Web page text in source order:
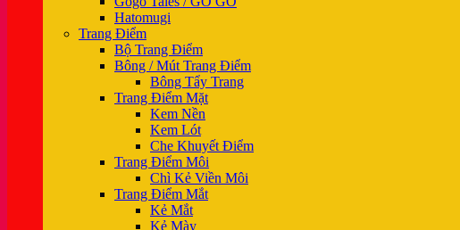
Hatomugi
Trang Điểm
Bộ Trang Điểm
Bông / Mút Trang Điểm
Bông Tẩy Trang
Trang Điểm Mặt
Kem Nền
Kem Lót
Che Khuyết Điểm
Trang Điểm Môi
Chì Kẻ Viền Môi
Trang Điểm Mắt
Kẻ Mắt
Kẻ Mày